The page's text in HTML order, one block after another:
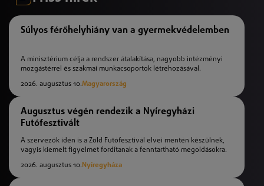
Súlyos férőhelyhiány van a gyermekvédelemben
A minisztérium célja a rendszer átalakítása, nagyobb intézményi
mozgástérrel és szakmai munkacsoportok létrehozásával.
2026. augusztus 10.Magyarország
Augusztus végén rendezik a Nyíregyházi
Futófesztivált
A szervezők idén is a Zöld Futófesztivál elvei mentén készülnek,
vagyis kiemelt figyelmet fordítanak a fenntartható megoldásokra.
2026. augusztus 10. Nyíregyháza